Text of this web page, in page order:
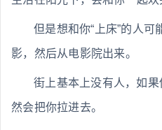
但是想和你“上床”的人
影，然后从电影院出来。
街上基本上没有人，如
然会把你拉进去。